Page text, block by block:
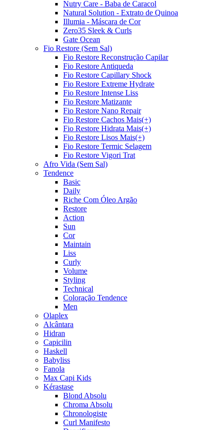
Nutry Care - Baba de Caracol
Natural Solution - Extrato de Quinoa
Illumia - Máscara de Cor
Zero35 Sleek & Curls
Gate Ocean
Fio Restore (Sem Sal)
Fio Restore Reconstrução Capilar
Fio Restore Antiqueda
Fio Restore Capillary Shock
Fio Restore Extreme Hydrate
Fio Restore Intense Liss
Fio Restore Matizante
Fio Restore Nano Repair
Fio Restore Cachos Mais(+)
Fio Restore Hidrata Mais(+)
Fio Restore Lisos Mais(+)
Fio Restore Termic Selagem
Fio Restore Vigori Trat
Afro Vida (Sem Sal)
Tendence
Basic
Daily
Riche Com Óleo Argão
Restore
Action
Sun
Cor
Maintain
Liss
Curly
Volume
Styling
Technical
Coloração Tendence
Men
Olaplex
Alcântara
Hidran
Capicilin
Haskell
Babyliss
Fanola
Max Capi Kids
Kérastase
Blond Absolu
Chroma Absolu
Chronologiste
Curl Manifesto